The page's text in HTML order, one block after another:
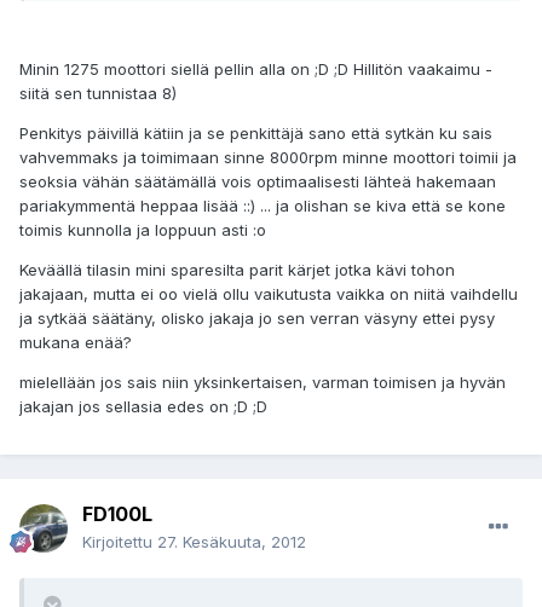
Minin 1275 moottori siellä pellin alla on ;D ;D Hillitön vaakaimu -
siitä sen tunnistaa 8)
Penkitys päivillä kätiin ja se penkittäjä sano että sytkän ku sais
vahvemmaks ja toimimaan sinne 8000rpm minne moottori toimii ja
seoksia vähän säätämällä vois optimaalisesti lähteä hakemaan
pariakymmentä heppaa lisää ::) ... ja olishan se kiva että se kone
toimis kunnolla ja loppuun asti :o
Keväällä tilasin mini sparesilta parit kärjet jotka kävi tohon
jakajaan, mutta ei oo vielä ollu vaikutusta vaikka on niitä vaihdellu
ja sytkää säätäny, olisko jakaja jo sen verran väsyny ettei pysy
mukana enää?
mielellään jos sais niin yksinkertaisen, varman toimisen ja hyvän
jakajan jos sellasia edes on ;D ;D
FD100L
Kirjoitettu 27. Kesäkuuta, 2012